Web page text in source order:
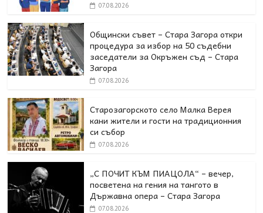
07.08.2026
Общински съвет – Стара Загора откри
процедура за избор на 50 съдебни
заседатели за Окръжен съд – Стара
Загора
07.08.2026
Старозагорското село Малка Верея
кани жители и гости на традиционния
си събор
07.08.2026
„С ПОЧИТ КЪМ ПИАЦОЛА“ – вечер,
посветена на гения на тангото в
Държавна опера – Стара Загора
07.08.2026